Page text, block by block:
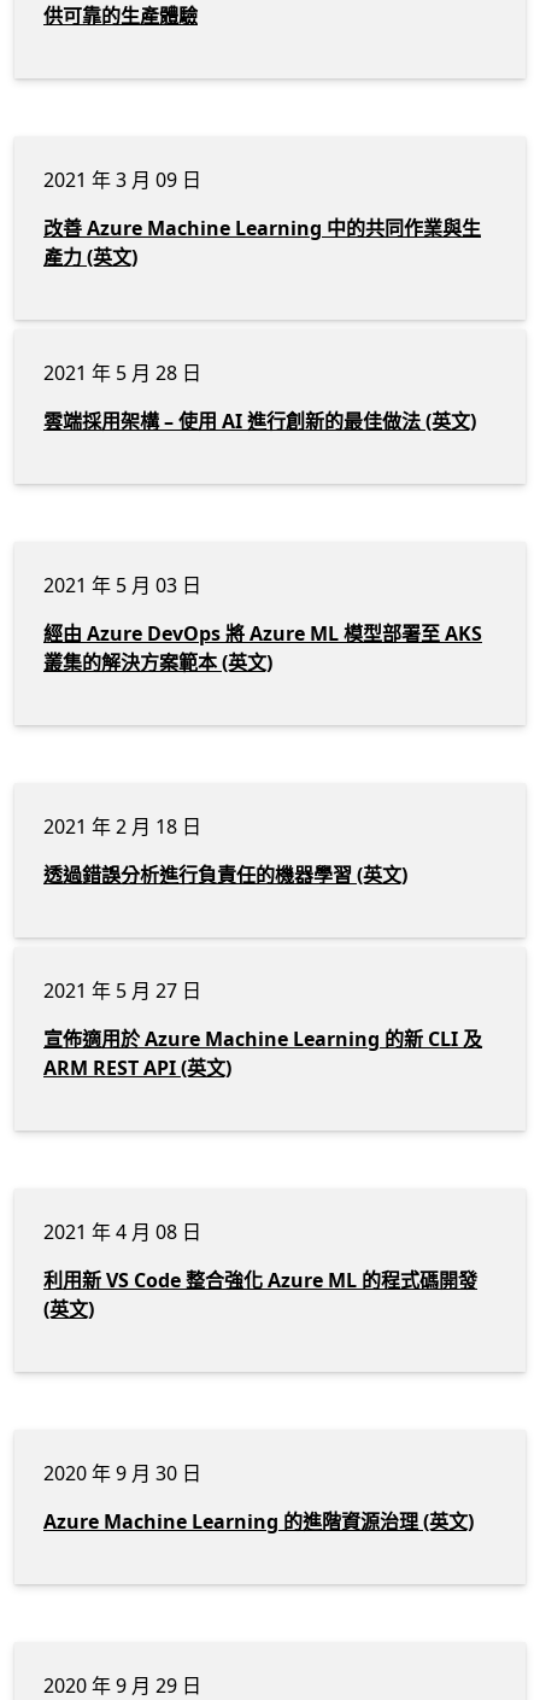
供可靠的生產體驗
2021 年 3 月 09 日
改善 Azure Machine Learning 中的共同作業與生
產力 (英文)
2021 年 5 月 28 日
雲端採用架構 – 使用 AI 進行創新的最佳做法 (英文)
2021 年 5 月 03 日
經由 Azure DevOps 將 Azure ML 模型部署至 AKS
叢集的解決方案範本 (英文)
2021 年 2 月 18 日
透過錯誤分析進行負責任的機器學習 (英文)
2021 年 5 月 27 日
宣佈適用於 Azure Machine Learning 的新 CLI 及
ARM REST API (英文)
2021 年 4 月 08 日
利用新 VS Code 整合強化 Azure ML 的程式碼開發
(英文)
2020 年 9 月 30 日
Azure Machine Learning 的進階資源治理 (英文)
2020 年 9 月 29 日